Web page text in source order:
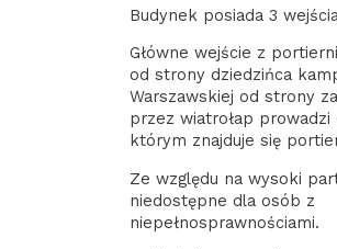
Budynek posiada 3
Główne wejście z
od strony dziedzińca
Warszawskiej od strony
przez wiatrołap prowadzi
którym znajduje się
Ze względu na wysoki
niedostępne dla osób z
niepełnosprawnościami.